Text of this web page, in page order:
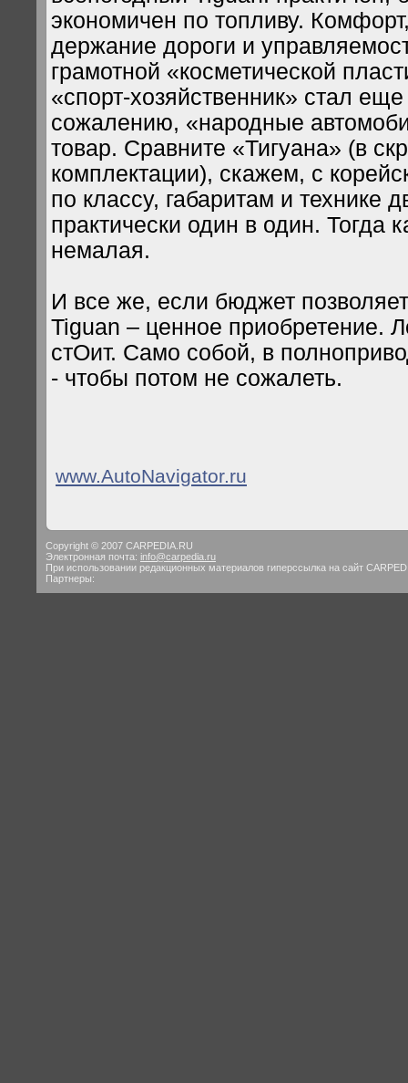
экономичен по топливу.
держание дороги и
грамотной «косметической
«спорт-хозяйственник» стал
сожалению, «народные
товар. Сравните «Тигуана» (в
комплектации), скажем, с
по классу, габаритам и технике
практически один в один. Тогда
немалая.
И все же, если бюджет
Tiguan – ценное приобретение.
стОит. Само собой, в
- чтобы потом не сожалеть.
www.AutoNavigator.ru
Copyright © 2007 CARPEDIA.RU
Электронная почта: info@carpedia.ru
При использовании редакционных материалов гиперссылка на сайт
Партнеры: